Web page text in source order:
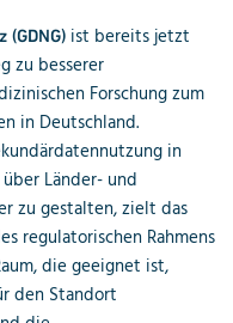
ist bereits jetzt
zu besserer
Forschung zum
in Deutschland.
in
Länder- und
zu gestalten, zielt das
regulatorischen Rahmens
die geeignet ist,
den Standort